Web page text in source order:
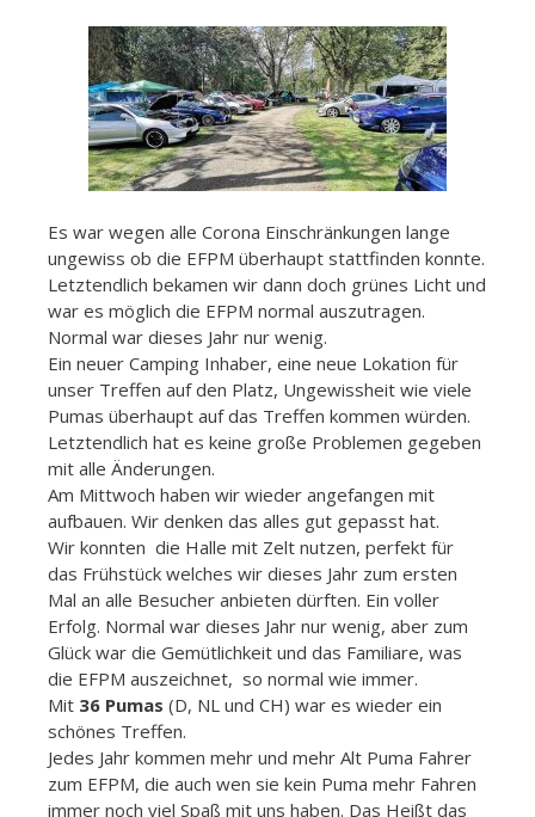
Es war wegen alle Corona Einschränkungen lange
ungewiss ob die EFPM überhaupt stattfinden konnte.
Letztendlich bekamen wir dann doch grünes Licht und
war es möglich die EFPM normal auszutragen.
Normal war dieses Jahr nur wenig.
Ein neuer Camping Inhaber, eine neue Lokation für
unser Treffen auf den Platz, Ungewissheit wie viele
Pumas überhaupt auf das Treffen kommen würden.
Letztendlich hat es keine große Problemen gegeben
mit alle Änderungen.
Am Mittwoch haben wir wieder angefangen mit
aufbauen. Wir denken das alles gut gepasst hat.
Wir konnten die Halle mit Zelt nutzen, perfekt für
das Frühstück welches wir dieses Jahr zum ersten
Mal an alle Besucher anbieten dürften. Ein voller
Erfolg. Normal war dieses Jahr nur wenig, aber zum
Glück war die Gemütlichkeit und das Familiare, was
die EFPM auszeichnet, so normal wie immer.
Mit 36 Pumas (D, NL und CH) war es wieder ein
schönes Treffen.
Jedes Jahr kommen mehr und mehr Alt Puma Fahrer
zum EFPM, die auch wen sie kein Puma mehr Fahren
immer noch viel Spaß mit uns haben. Das Heißt das